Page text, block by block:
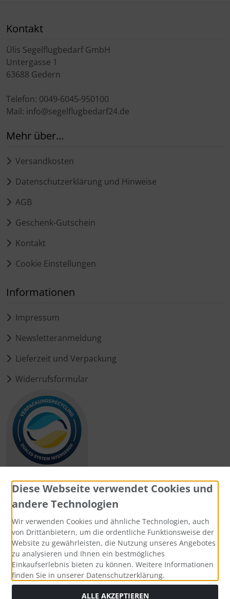
Kontakt
Ülis Segelflugbedarf GmbH
Untergasse 1
63688 Gedern
Telefon: 0049-6045-950100
Mail: info@segelflugbedarf24.de
Mehr über...
Versandkosten
Datenschutzerklärung und Hinweise
AGB
Geschenk-Gutschein
Kontakt
Cookie Einstellungen
Informationen
Impressum
Newsletteranmeldung
Lieferzeit und Verpackung
Widerrufsformular
Zahlungsmethoden
Social Media
Diese Webseite verwendet Cookies und
andere Technologien
Wir verwenden Cookies und ähnliche Technologien, auch
von Drittanbietern, um die ordentliche Funktionsweise der
Website zu gewährleisten, die Nutzung unseres Angebotes
zu analysieren und Ihnen ein bestmögliches
Einkaufserlebnis bieten zu können. Weitere Informationen
finden Sie in unserer Datenschutzerklärung.
ALLE AKZEPTIEREN